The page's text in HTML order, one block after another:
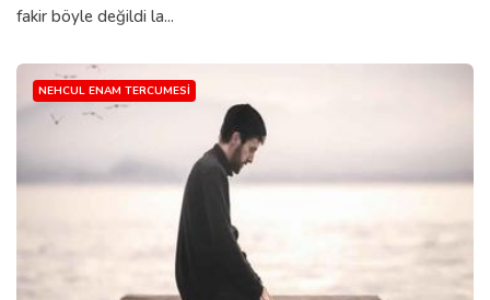
fakir böyle değildi la...
NEHCUL ENAM TERCUMESI